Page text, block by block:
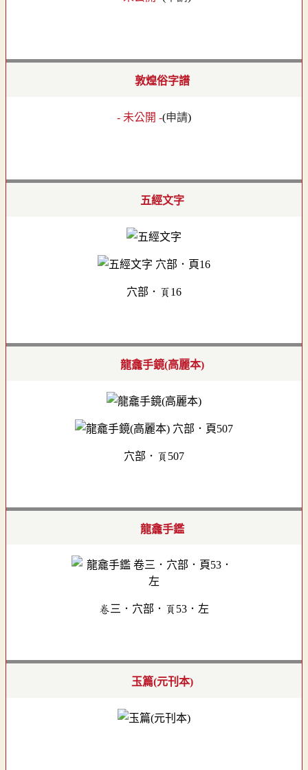
敦煌俗字譜
- 未公開 -(申請)
五經文字
穴部．頁16
龍龕手鏡(高麗本)
穴部．頁507
龍龕手鑑
卷三．穴部．頁53．左
玉篇(元刊本)